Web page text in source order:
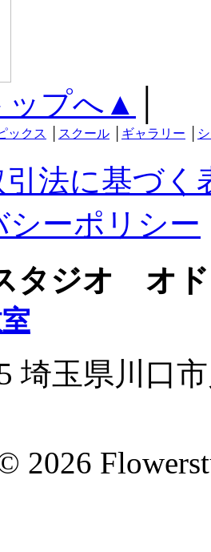
ップへ▲
ックス スクール ギャラリー
法に基づく
シーポリシー
タジオ オ
埼玉県川口
2026